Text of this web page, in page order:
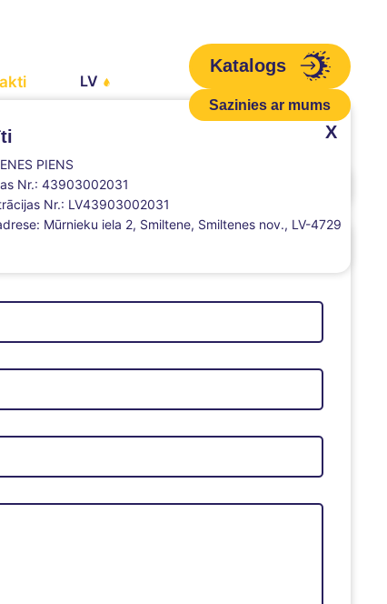
LV
Katalogs
Sazinies ar mums
X
PIENS
Nr.: 43903002031
Nr.: LV43903002031
Mūrnieku iela 2, Smiltene, Smiltenes nov., LV-4729